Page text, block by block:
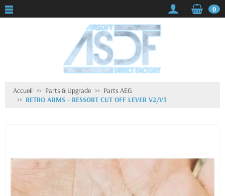
0
Accueil Parts & Upgrade
Parts AEG
RETRO ARMS - RESSORT CUT OFF LEVER V2/V3